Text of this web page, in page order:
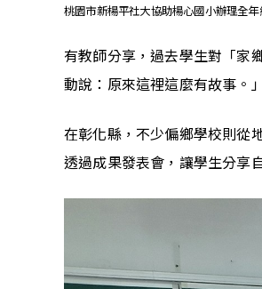
桃園市新楊平社大協助楊心國小辦理全年
有教師分享，過去學生對「家
動說：原來這裡這麼有故事。」
在彰化縣，不少偏鄉學校則從
透過成果發表會，讓學生分享